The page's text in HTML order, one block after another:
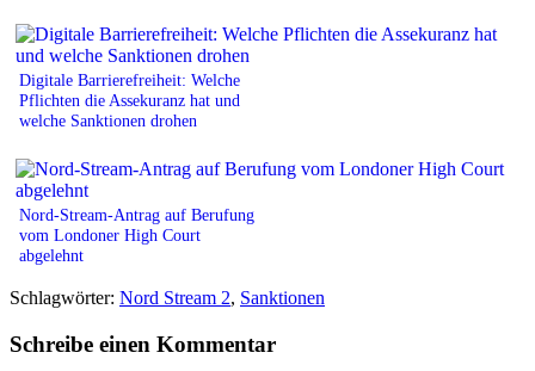
Digitale Barrierefreiheit: Welche
Pflichten die Assekuranz hat und
welche Sanktionen drohen
Nord-Stream-Antrag auf Berufung
vom Londoner High Court
abgelehnt
Schlagwörter: Nord Stream 2, Sanktionen
Schreibe einen Kommentar